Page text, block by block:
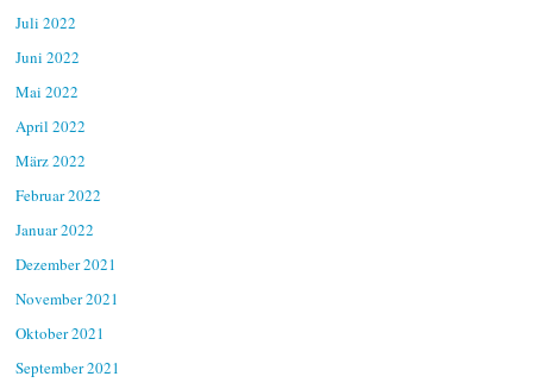
Juli 2022
Juni 2022
Mai 2022
April 2022
März 2022
Februar 2022
Januar 2022
Dezember 2021
November 2021
Oktober 2021
September 2021